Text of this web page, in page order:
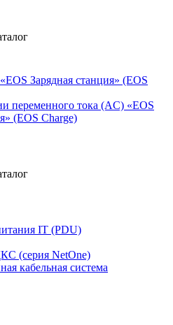
Зарядная станция» (EOS
переменного тока (AC) «EOS
(EOS Charge)
IT (PDU)
(серия NetOne)
кабельная система